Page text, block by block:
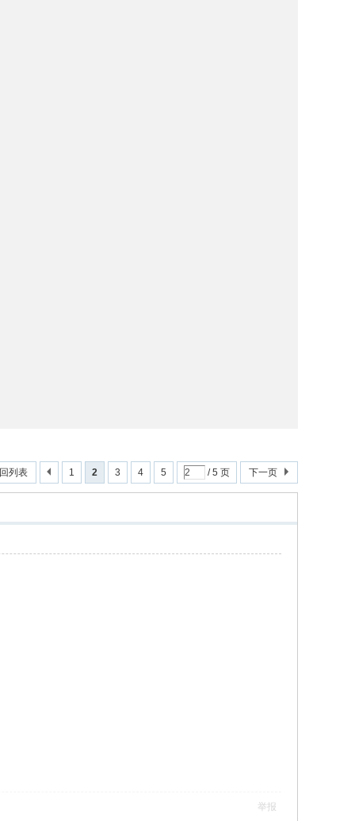
1 2 3 4 5 / 5 页 下一页
列表
举报